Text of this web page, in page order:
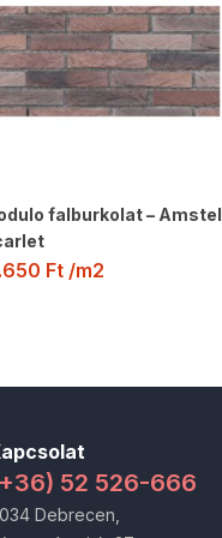
falburkolat – Amstel
Ft /m2
52 526-666
Debrecen,